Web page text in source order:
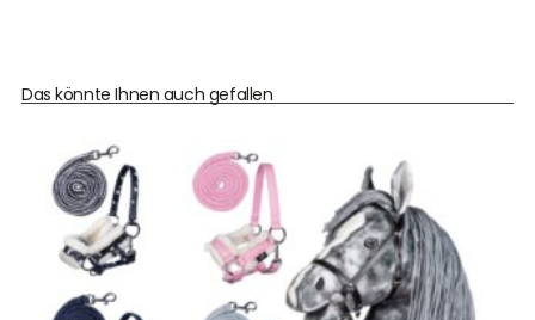
Das könnte Ihnen auch gefallen